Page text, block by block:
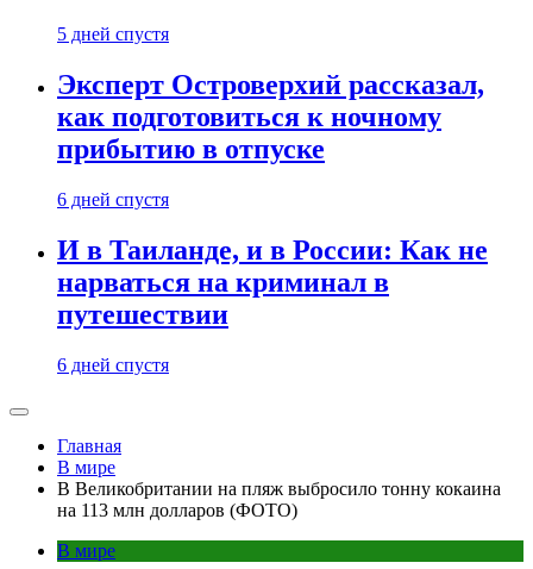
5 дней спустя
Эксперт Островерхий рассказал,
как подготовиться к ночному
прибытию в отпуске
6 дней спустя
И в Таиланде, и в России: Как не
нарваться на криминал в
путешествии
6 дней спустя
Главная
В мире
В Великобритании на пляж выбросило тонну кокаина
на 113 млн долларов (ФОТО)
В мире